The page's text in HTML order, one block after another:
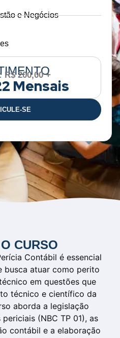
e Negócios
R$ 200,00 +
Mensais
SE
CURSO
Contábil é essencial
busca atuar como perito
em questões que
técnico e científico da
aborda a legislação
(NBC TP 01), as
contábil e a elaboração